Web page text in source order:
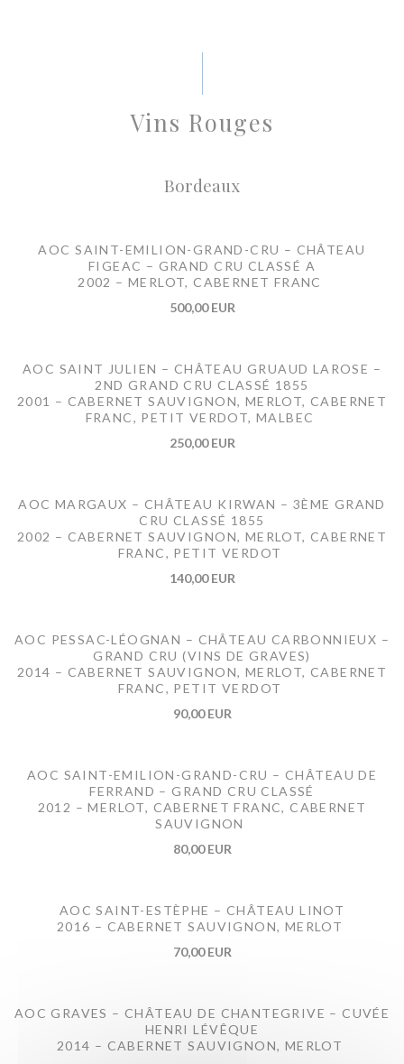
Vins Rouges
Bordeaux
AOC SAINT-EMILION-GRAND-CRU – CHÂTEAU
FIGEAC – GRAND CRU CLASSÉ A
2002 – MERLOT, CABERNET FRANC
500,00 EUR
AOC SAINT JULIEN – CHÂTEAU GRUAUD LAROSE –
2ND GRAND CRU CLASSÉ 1855
2001 – CABERNET SAUVIGNON, MERLOT, CABERNET
FRANC, PETIT VERDOT, MALBEC
250,00 EUR
AOC MARGAUX – CHÂTEAU KIRWAN – 3ÈME GRAND
CRU CLASSÉ 1855
2002 – CABERNET SAUVIGNON, MERLOT, CABERNET
FRANC, PETIT VERDOT
140,00 EUR
AOC PESSAC-LÉOGNAN – CHÂTEAU CARBONNIEUX –
GRAND CRU (VINS DE GRAVES)
2014 – CABERNET SAUVIGNON, MERLOT, CABERNET
FRANC, PETIT VERDOT
90,00 EUR
AOC SAINT-EMILION-GRAND-CRU – CHÂTEAU DE
FERRAND – GRAND CRU CLASSÉ
2012 – MERLOT, CABERNET FRANC, CABERNET
SAUVIGNON
80,00 EUR
AOC SAINT-ESTÈPHE – CHÂTEAU LINOT
2016 – CABERNET SAUVIGNON, MERLOT
70,00 EUR
AOC GRAVES – CHÂTEAU DE CHANTEGRIVE – CUVÉE
HENRI LÉVÊQUE
2014 – CABERNET SAUVIGNON, MERLOT